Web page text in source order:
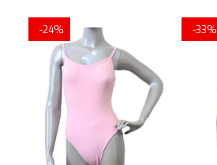
-24% -33%